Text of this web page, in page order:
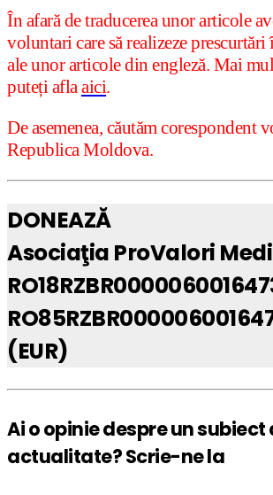
În afară de traducerea unor articole
voluntari care să realizeze
ale unor articole din engleză. Mai
puteți aflaaici.
De asemenea, căutăm corespondent
Republica Moldova.
DONEAZĂ
Asociaţia ProValori
(EUR)
Ai o opinie despre un subiect
actualitate? Scrie-ne la